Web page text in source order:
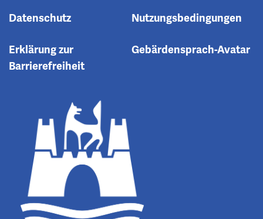
Datenschutz Nutzungsbedingungen
Erklärung zur
Barrierefreiheit
Gebärdensprach-Avatar